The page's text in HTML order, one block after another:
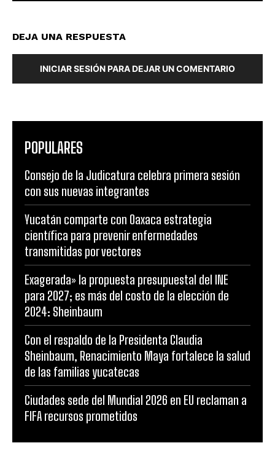
DEJA UNA RESPUESTA
INICIAR SESIÓN PARA DEJAR UN COMENTARIO
POPULARES
Consejo de la Judicatura celebra primera sesión
con sus nuevas integrantes
Yucatán comparte con Oaxaca estrategia
científica para prevenir enfermedades
transmitidas por vectores
Exagerada» la propuesta presupuestal del INE
para 2027; es más del costo de la elección de
2024: Sheinbaum
Con el respaldo de la Presidenta Claudia
Sheinbaum, Renacimiento Maya fortalece la salud
de las familias yucatecas
Ciudades sede del Mundial 2026 en EU reclaman a
FIFA recursos prometidos